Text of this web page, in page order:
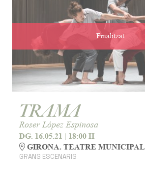
Finalitzat
TRAMA
Roser López Espinosa
DG. 16.05.21 | 18:00 H
GIRONA. TEATRE MUNICIPAL
GRANS ESCENARIS